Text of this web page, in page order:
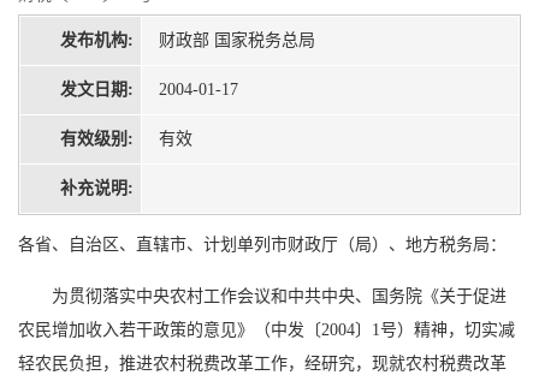
发布机构: 财政部 国家税务总局
发文日期: 2004-01-17
有效级别: 有效
补充说明:
各省、自治区、直辖市、计划单列市财政厅（局）、地方税务局：
为贯彻落实中央农村工作会议和中共中央、国务院《关于促进
农民增加收入若干政策的意见》（中发〔2004〕1号）精神，切实减
轻农民负担，推进农村税费改革工作，经研究，现就农村税费改革